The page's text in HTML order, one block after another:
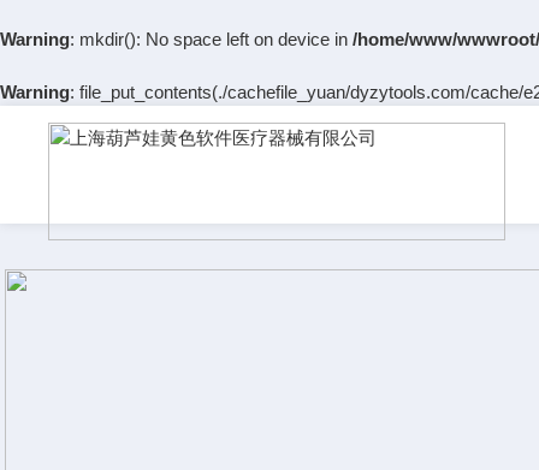
Warning: mkdir(): No space left on device in /home/www/
Warning: file_put_contents(./cachefile_yuan/dyzytools.com/cache/